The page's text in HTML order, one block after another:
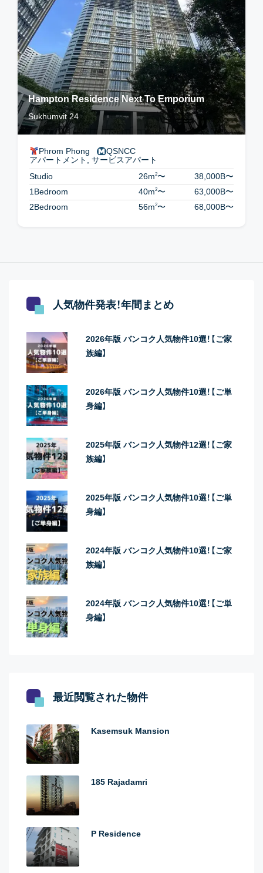
Hampton Residence Next To Emporium
Sukhumvit 24
Phrom Phong QSNCC
アパートメント, サービスアパート
Studio
26m2〜 38,000B〜
1Bedroom
40m2〜 63,000B〜
2Bedroom
56m2〜 68,000B〜
人気物件発表！年間まとめ
2026年版 バンコク人気物件10選！【ご家
族編】
2026年版 バンコク人気物件10選！【ご単
身編】
2025年版 バンコク人気物件12選！【ご家
族編】
2025年版 バンコク人気物件10選！【ご単
身編】
2024年版 バンコク人気物件10選！【ご家
族編】
2024年版 バンコク人気物件10選！【ご単
身編】
最近閲覧された物件
Kasemsuk Mansion
185 Rajadamri
P Residence